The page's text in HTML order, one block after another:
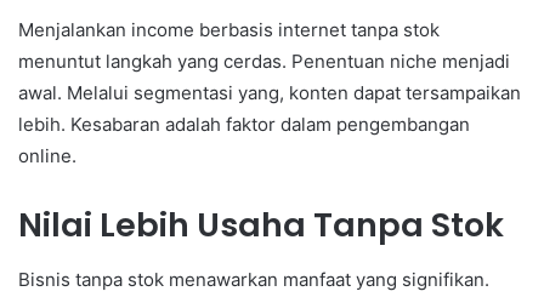
Menjalankan income berbasis internet tanpa stok
menuntut langkah yang cerdas. Penentuan niche menjadi
awal. Melalui segmentasi yang, konten dapat tersampaikan
lebih. Kesabaran adalah faktor dalam pengembangan
online.
Nilai Lebih Usaha Tanpa Stok
Bisnis tanpa stok menawarkan manfaat yang signifikan.